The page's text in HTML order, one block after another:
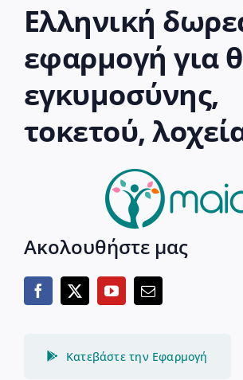
Ελληνική
εφαρμογή για
εγκυμοσύνης,
τοκετού,
Ακολουθήστε μας
Κατεβάστε την Εφαρμογή